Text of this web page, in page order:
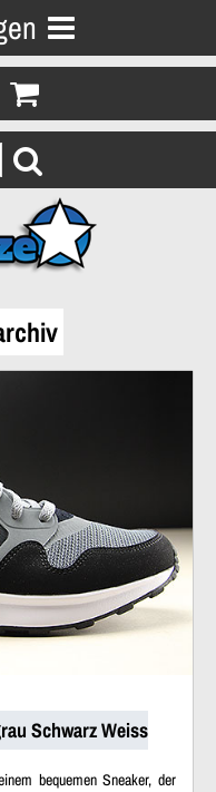
Schwarz Weiss
bequemen Sneaker, der